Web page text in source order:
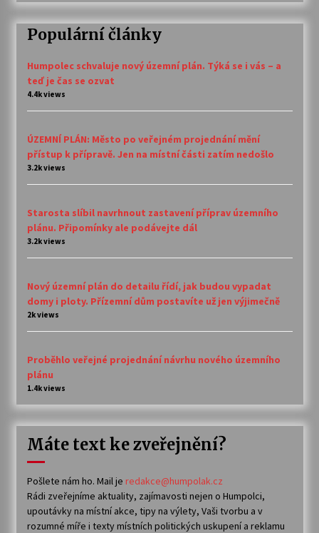
Populární články
Humpolec schvaluje nový územní plán. Týká se i vás – a
teď je čas se ozvat
4.4k views
ÚZEMNÍ PLÁN: Město po veřejném projednání mění
přístup k přípravě. Jen na místní části zatím nedošlo
3.2k views
Starosta slíbil navrhnout zastavení příprav územního
plánu. Připomínky ale podávejte dál
3.2k views
Nový územní plán do detailu řídí, jak budou vypadat
domy i ploty. Přízemní dům postavíte už jen výjimečně
2k views
Proběhlo veřejné projednání návrhu nového územního
plánu
1.4k views
Máte text ke zveřejnění?
Pošlete nám ho. Mail je redakce@humpolak.cz
Rádi zveřejníme aktuality, zajímavosti nejen o Humpolci,
upoutávky na místní akce, tipy na výlety, Vaši tvorbu a v
rozumné míře i texty místních politických uskupení a reklamu